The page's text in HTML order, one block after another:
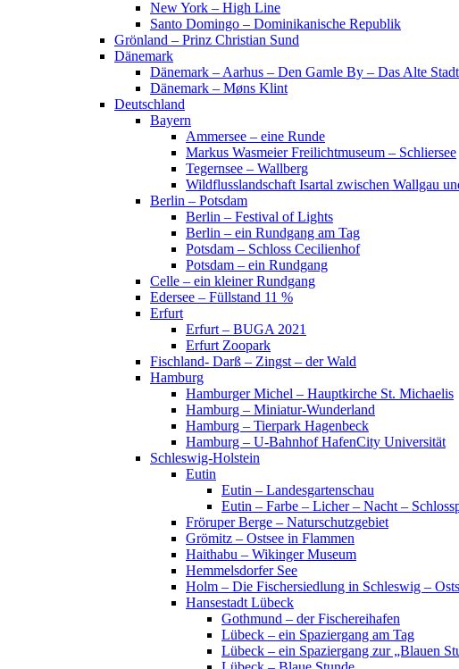
New York – High Line
Santo Domingo – Dominikanische Republik
Grönland – Prinz Christian Sund
Dänemark
Dänemark – Aarhus – Den Gamle By – Das Alte
Dänemark – Møns Klint
Deutschland
Bayern
Ammersee – eine Runde
Markus Wasmeier Freilichtmuseum – Schliersee
Tegernsee – Wallberg
Wildflusslandschaft Isartal zwischen Wallgau
Berlin – Potsdam
Berlin – Festival of Lights
Berlin – ein Rundgang am Tag
Potsdam – Schloss Cecilienhof
Potsdam – ein Rundgang
Celle – ein kleiner Rundgang
Edersee – Füllstand 11 %
Erfurt
Erfurt – BUGA 2021
Erfurt Zoopark
Fischland- Darß – Zingst – der Wald
Hamburg
Hamburger Michel – Hauptkirche St. Michaelis
Hamburg – Miniatur-Wunderland
Hamburg – Tierpark Hagenbeck
Hamburg – U-Bahnhof HafenCity Universität
Schleswig-Holstein
Eutin
Eutin – Landesgartenschau
Eutin – Farbe – Licher – Nacht –
Fröruper Berge – Naturschutzgebiet
Grömitz – Ostsee in Flammen
Haithabu – Wikinger Museum
Hemmelsdorfer See
Holm – Die Fischersiedlung in Schleswig –
Hansestadt Lübeck
Gothmund – der Fischereihafen
Lübeck – ein Spaziergang am Tag
Lübeck – ein Spaziergang zur „Blauen